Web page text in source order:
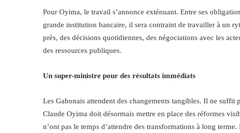
Pour Oyima, le travail s’annonce exténuant. Entre ses
grande institution bancaire, il sera contraint de travailler à un
près, des décisions quotidiennes, des négociations avec les
des ressources publiques.
Un super-ministre pour des résultats immédiats
Les Gabonais attendent des changements tangibles. Il ne
Claude Oyima doit désormais mettre en place des réformes
n’ont pas le temps d’attendre des transformations à long